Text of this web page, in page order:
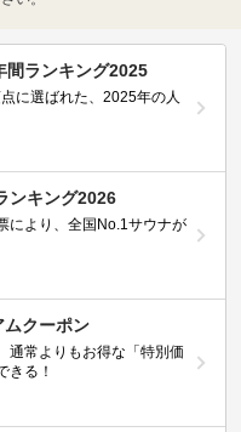
間ランキング2025
に選ばれた、2025年の人
ンキング2026
により、全国No.1サウナが
ムクーポン
常よりもお得な「特別価
きる！